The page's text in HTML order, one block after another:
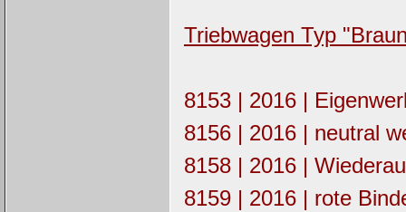
Triebwagen Typ
8153 | 2016 |
8156 | 2016 | neutral
8158 | 2016 |
8159 | 2016 | rote